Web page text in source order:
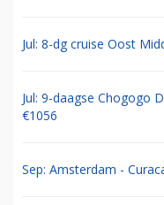
Jul: 8-dg cruise Oost
Jul: 9-daagse Chogogo
€1056
Sep: Amsterdam -